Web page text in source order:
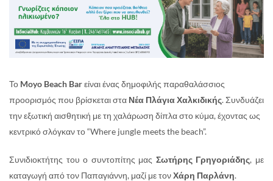
Το Moyo Beach Barείναι ένας δημοφιλής παραθαλάσσιος
προορισμός που βρίσκεται στα Νέα Πλάγια Χαλκιδικής. Συνδυάζει
την εξωτική αισθητική με τη χαλάρωση δίπλα στο κύμα, έχοντας ως
κεντρικό σλόγκαν το “Where jungle meets the beach”.
Συνιδιοκτήτης του ο συντοπίτης μας Σωτήρης Γρηγοριάδης, με
καταγωγή από τον Παπαγιάννη, μαζί με τονΧάρη Παρλάνη.